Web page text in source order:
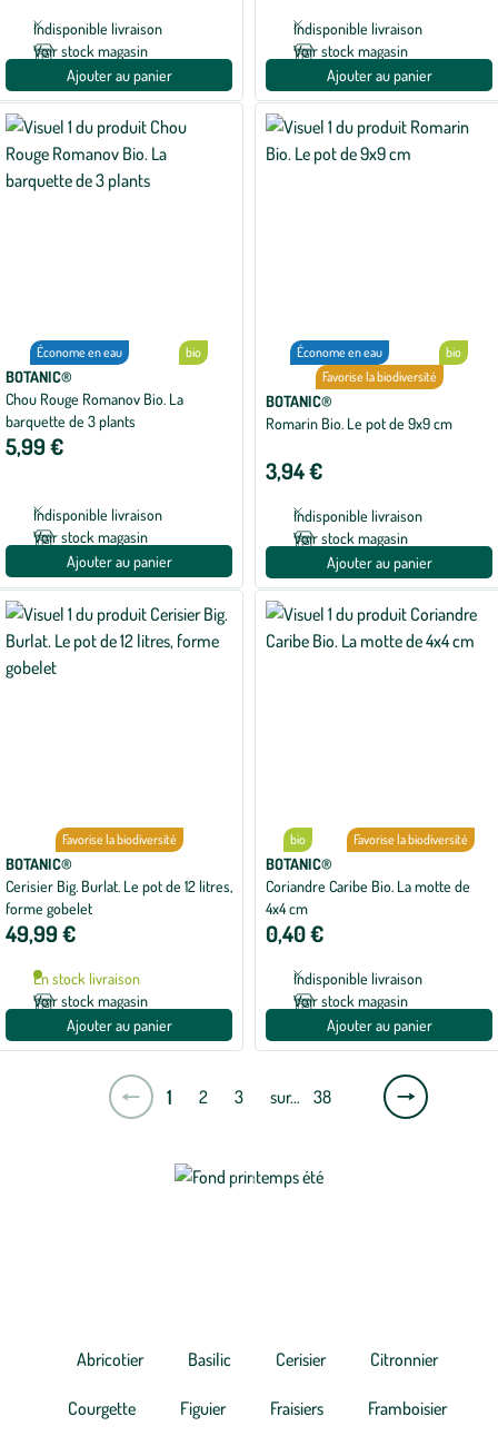
Indisponible livraison
Voir stock magasin
Ajouter au panier
Indisponible livraison
Voir stock magasin
Ajouter au panier
Économe en eau bio
BOTANIC®
Chou Rouge Romanov Bio. La
barquette de 3 plants
5,99 €
Indisponible livraison
Voir stock magasin
Ajouter au panier
Économe en eau
bio
Favorise la biodiversité
BOTANIC®
Romarin Bio. Le pot de 9x9 cm
3,94 €
Indisponible livraison
Voir stock magasin
Ajouter au panier
Favorise la biodiversité
BOTANIC®
Cerisier Big. Burlat. Le pot de 12 litres,
forme gobelet
49,99 €
En stock livraison
Voir stock magasin
Ajouter au panier
bio Favorise la biodiversité
BOTANIC®
Coriandre Caribe Bio. La motte de
4x4 cm
0,40 €
Indisponible livraison
Voir stock magasin
Ajouter au panier
1 2 3 sur… 38
Page
suivante
Abricotier Basilic Cerisier Citronnier
Courgette Figuier Fraisiers Framboisier